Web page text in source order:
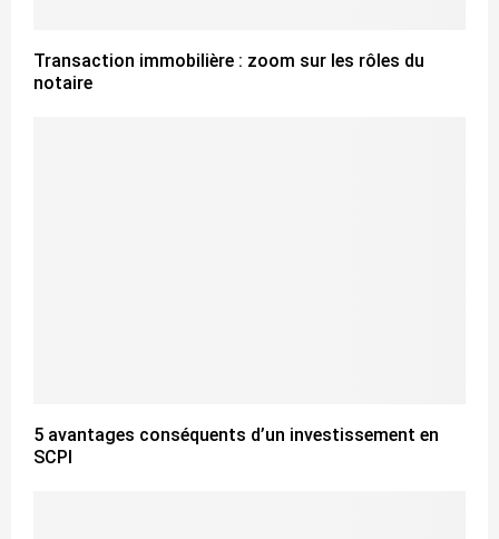
Transaction immobilière : zoom sur les rôles du
notaire
5 avantages conséquents d’un investissement en
SCPI